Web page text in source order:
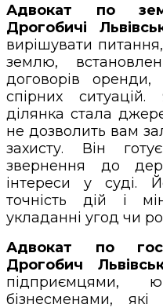
Адвокат по
Дрогобичі
вирішувати
землю,
договорів
спірних
ділянка стала
не дозволить вам
захисту. Він
звернення до
інтереси у суді.
точність дій і
укладанні угод чи
Адвокат по
Дрогобич
підприємцями,
бізнесменами, які